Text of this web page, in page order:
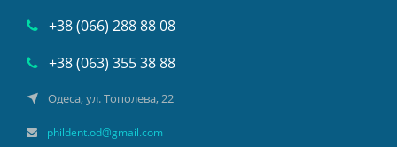
+38 (066) 288 88 08
+38 (063) 355 38 88
Одеса, ул. Тополева, 22
phildent.od@gmail.com